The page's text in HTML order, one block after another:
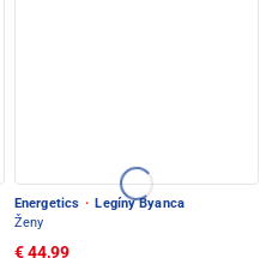
Energetics · Legíny Byanca
Ženy
€ 44,99